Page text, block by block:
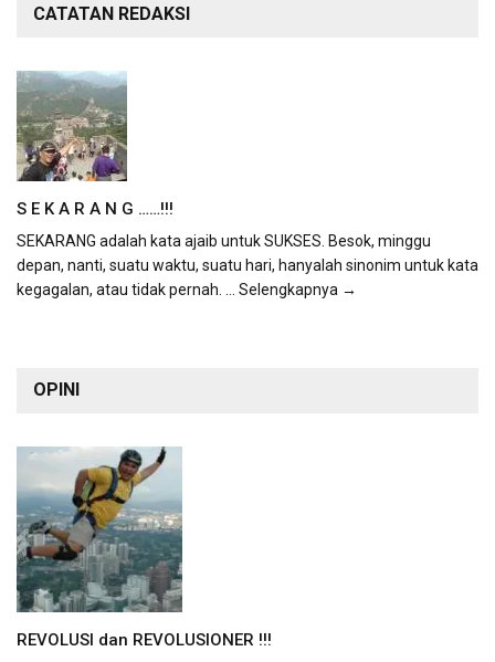
CATATAN REDAKSI
S E K A R A N G ……!!!
SEKARANG adalah kata ajaib untuk SUKSES. Besok, minggu
depan, nanti, suatu waktu, suatu hari, hanyalah sinonim untuk kata
kegagalan, atau tidak pernah. ... Selengkapnya →
OPINI
REVOLUSI dan REVOLUSIONER !!!